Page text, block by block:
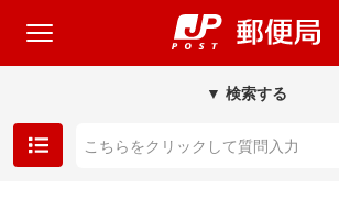
▼ 検索する